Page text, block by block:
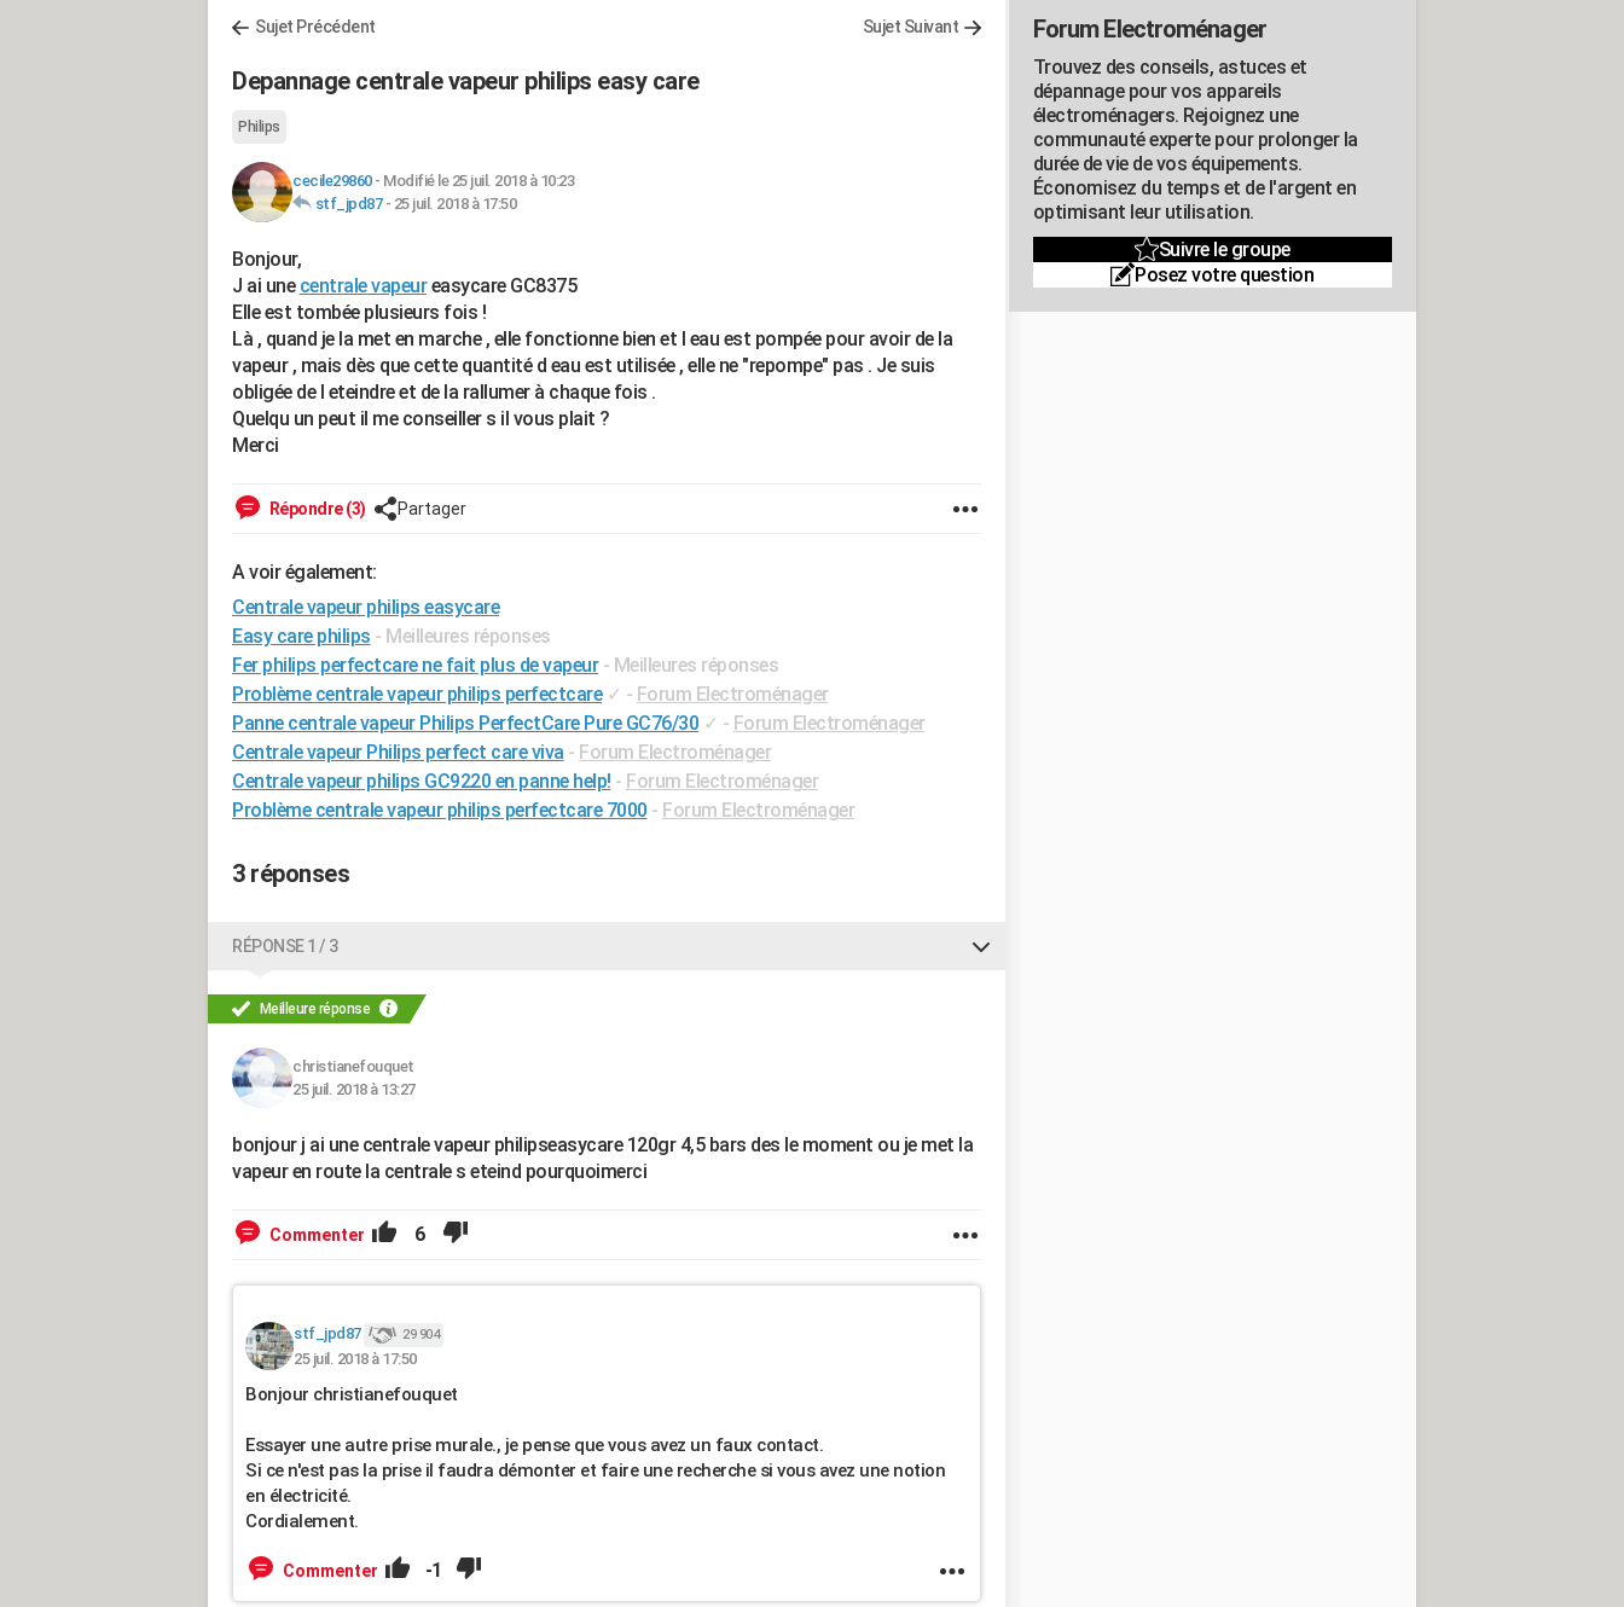
Sujet Précédent Sujet Suivant
Depannage centrale vapeur philips easy care
Philips
cecile29860- Modifié le 25 juil. 2018 à 10:23
stf_jpd87- 25 juil. 2018 à 17:50
Bonjour,
J ai une centrale vapeureasycare GC8375
Elle est tombée plusieurs fois !
Là , quand je la met en marche , elle fonctionne bien et l eau est pompée pour avoir de la
vapeur , mais dès que cette quantité d eau est utilisée , elle ne "repompe" pas . Je suis
obligée de l eteindre et de la rallumer à chaque fois .
Quelqu un peut il me conseiller s il vous plait ?
Merci
Répondre (3) Partager
A voir également:
Centrale vapeur philips easycare
Easy care philips - Meilleures réponses
Fer philips perfectcare ne fait plus de vapeur - Meilleures réponses
Problème centrale vapeur philips perfectcare ✓ - Forum Electroménager
Panne centrale vapeur Philips PerfectCare Pure GC76/30 ✓ - Forum Electroménager
Centrale vapeur Philips perfect care viva - Forum Electroménager
Centrale vapeur philips GC9220 en panne help! - Forum Electroménager
Problème centrale vapeur philips perfectcare 7000 - Forum Electroménager
3 réponses
RÉPONSE 1 / 3
Meilleure réponse
christianefouquet
25 juil. 2018 à 13:27
bonjour j ai une centrale vapeur philipseasycare 120gr 4,5 bars des le moment ou je met la
vapeur en route la centrale s eteind pourquoimerci
Commenter 6
stf_jpd87 29 904
25 juil. 2018 à 17:50
Bonjour christianefouquet
Essayer une autre prise murale., je pense que vous avez un faux contact.
Si ce n'est pas la prise il faudra démonter et faire une recherche si vous avez une notion
en électricité.
Cordialement.
Commenter -1
Forum Electroménager
Trouvez des conseils, astuces et
dépannage pour vos appareils
électroménagers. Rejoignez une
communauté experte pour prolonger la
durée de vie de vos équipements.
Économisez du temps et de l'argent en
optimisant leur utilisation.
Suivre le groupe
Posez votre question